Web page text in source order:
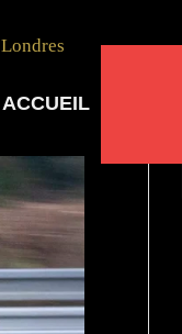
Londres
ACCUEIL